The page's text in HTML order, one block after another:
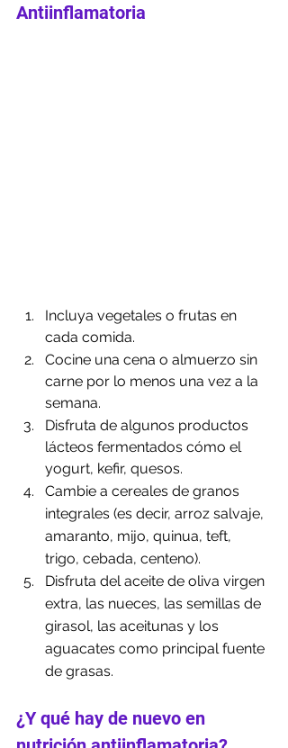
Antiinflamatoria
Incluya vegetales o frutas en
cada comida.
Cocine una cena o almuerzo sin
carne por lo menos una vez a la
semana.
Disfruta de algunos productos
lácteos fermentados cómo el
yogurt, kefir, quesos.
Cambie a cereales de granos
integrales (es decir, arroz salvaje,
amaranto, mijo, quinua, teft,
trigo, cebada, centeno).
Disfruta del aceite de oliva virgen
extra, las nueces, las semillas de
girasol, las aceitunas y los
aguacates como principal fuente
de grasas.
¿Y qué hay de nuevo en